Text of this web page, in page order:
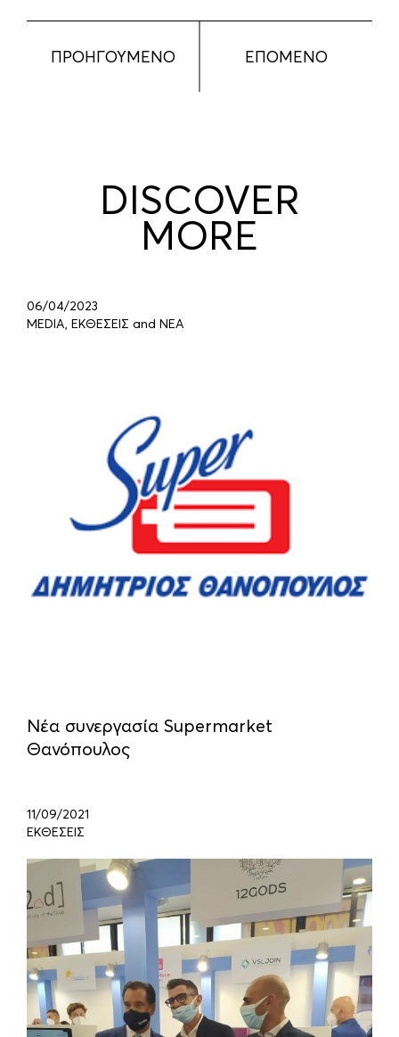
ΠΡΟΗΓΟΥΜΕΝΟ ΕΠΟΜΕΝΟ
DISCOVER
MORE
06/04/2023
MEDIA, ΕΚΘΕΣΕΙΣ and ΝΕΑ
Νέα συνεργασία Supermarket
Θανόπουλος
11/09/2021
ΕΚΘΕΣΕΙΣ